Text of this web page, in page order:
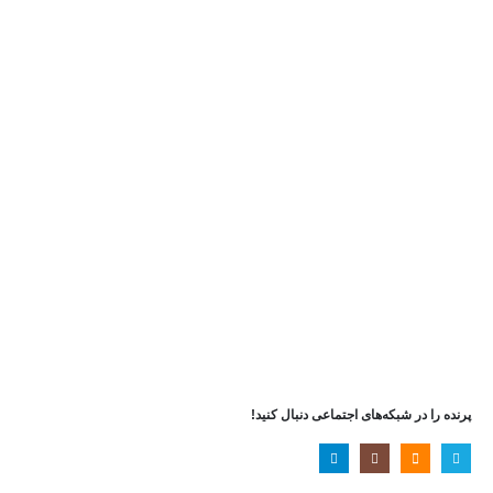
پرنده را در شبکه‌های اجتماعی دنبال کنید!